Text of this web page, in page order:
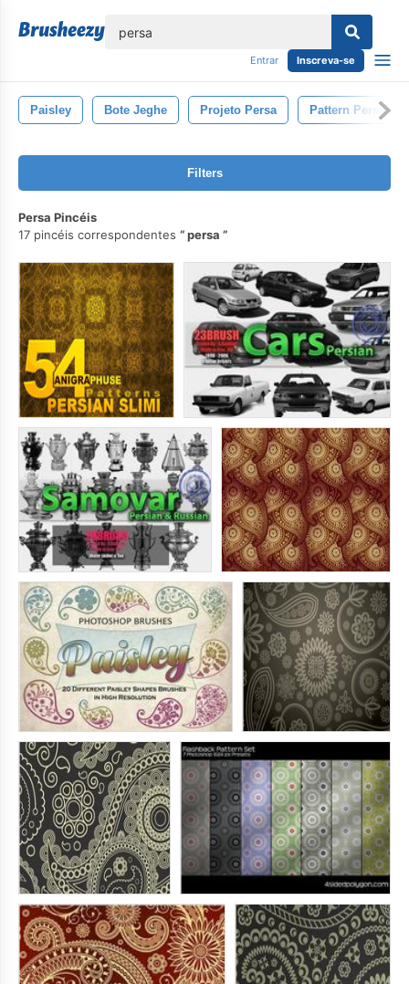
Entrar Inscreva-se
Paisley Bote Jeghe Projeto Persa Pattern Persa
Filters
Persa Pincéis
17 pincéis correspondentes
persa